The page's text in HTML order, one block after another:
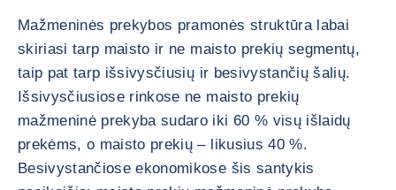
Mažmeninės prekybos pramonės struktūra labai
skiriasi tarp maisto ir ne maisto prekių segmentų,
taip pat tarp išsivysčiusių ir besivystančių šalių.
Išsivysčiusiose rinkose ne maisto prekių
mažmeninė prekyba sudaro iki 60 % visų išlaidų
prekėms, o maisto prekių – likusius 40 %.
Besivystančiose ekonomikose šis santykis